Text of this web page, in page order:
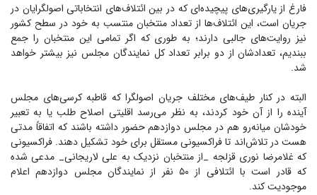
فارغ از یارگیری‌های پیچیده‌ای که در بین ائتلاف‌های انتخاباتی اصولگرایان در
جریان است، این ائتلاف‌ها از تعداد منتخبان منتسب به خود در سطح کشور
نیز روایت‌های جالبی دارند؛ به طوری که اگر تمامی این منتخبان را جمع
ببندیم، تعدادشان از دو برابر تعداد کل نمایندگان مجلس نیز بیشتر خواهد
شد.
البته در کنار طیف‌های مختلف جریان اصولگرا که قاطبه کرسی‌های مجلس
آینده را از آن خود کردند، به نظر می‌رسد اقلیتی اصلاح طلب یا به تعبیر
خودشان میانه‌رو هم در مجلس دوازدهم حضور داشته باشند که اتفاقاً مدتی
هست در تلاش‌اند تا فراکسیونی مستقل برای خود تشکیل دهند. فراکسیونی
که غلامرضا نوری قزلجه _از منتخبان نزدیک به علی لاریجانی_ مدعی شده
که قادر است با ائتلافی از ۵۰ نفر از نمایندگان مجلس دوازدهم اعلام
موجودیت کند.